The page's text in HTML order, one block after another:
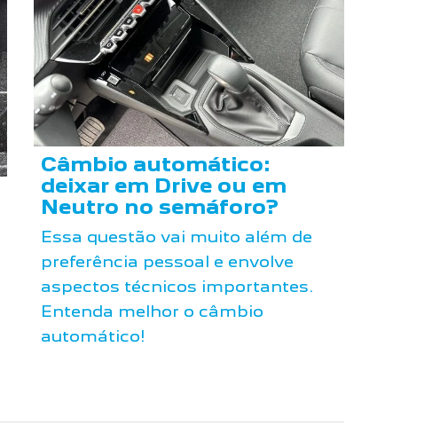
Câmbio automático:
deixar em Drive ou em
Neutro no semáforo?
Essa questão vai muito além de
preferência pessoal e envolve
aspectos técnicos importantes.
Entenda melhor o câmbio
automático!